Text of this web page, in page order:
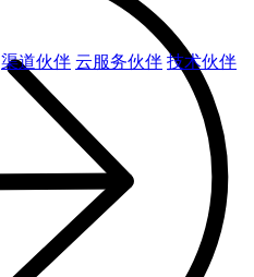
渠道伙伴 云服务伙伴 技术伙伴